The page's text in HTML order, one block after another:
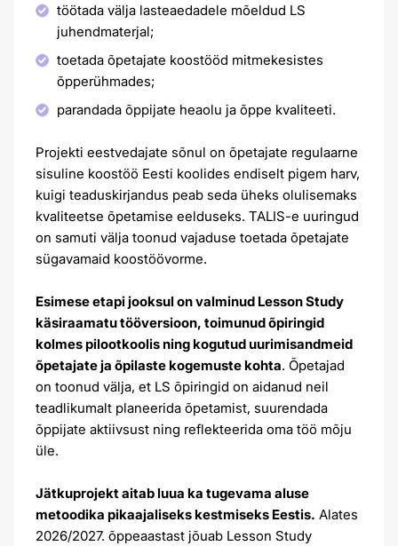
töötada välja lasteaedadele mõeldud LS
juhendmaterjal;
toetada õpetajate koostööd mitmekesistes
õpperühmades;
parandada õppijate heaolu ja õppe kvaliteeti.
Projekti eestvedajate sõnul on õpetajate regulaarne
sisuline koostöö Eesti koolides endiselt pigem harv,
kuigi teaduskirjandus peab seda üheks olulisemaks
kvaliteetse õpetamise eelduseks. TALIS-e uuringud
on samuti välja toonud vajaduse toetada õpetajate
sügavamaid koostöövorme.
Esimese etapi jooksul on valminud Lesson Study
käsiraamatu tööversioon, toimunud õpiringid
kolmes pilootkoolis ning kogutud uurimisandmeid
õpetajate ja õpilaste kogemuste kohta. Õpetajad
on toonud välja, et LS õpiringid on aidanud neil
teadlikumalt planeerida õpetamist, suurendada
õppijate aktiivsust ning reflekteerida oma töö mõju
üle.
Jätkuprojekt aitab luua ka tugevama aluse
metoodika pikaajaliseks kestmiseks Eestis. Alates
2026/2027. õppeaastast jõuab Lesson Study